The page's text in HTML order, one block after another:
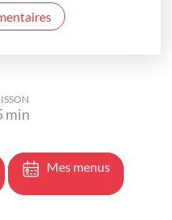
min
Mes menus